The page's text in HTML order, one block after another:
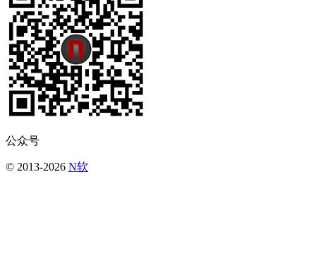
公众号
© 2013-2026 N软